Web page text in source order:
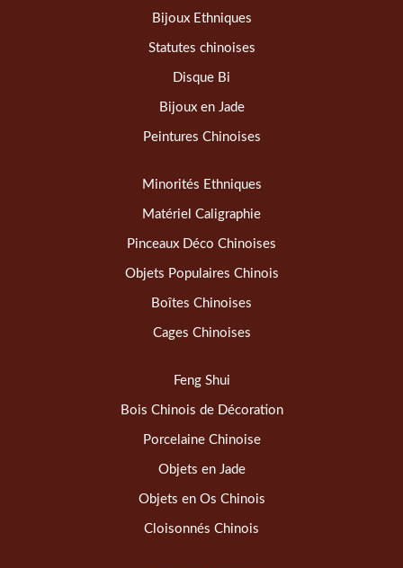
Bijoux Ethniques
Statutes chinoises
Disque Bi
Bijoux en Jade
Peintures Chinoises
Minorités Ethniques
Matériel Caligraphie
Pinceaux Déco Chinoises
Objets Populaires Chinois
Boîtes Chinoises
Cages Chinoises
Feng Shui
Bois Chinois de Décoration
Porcelaine Chinoise
Objets en Jade
Objets en Os Chinois
Cloisonnés Chinois